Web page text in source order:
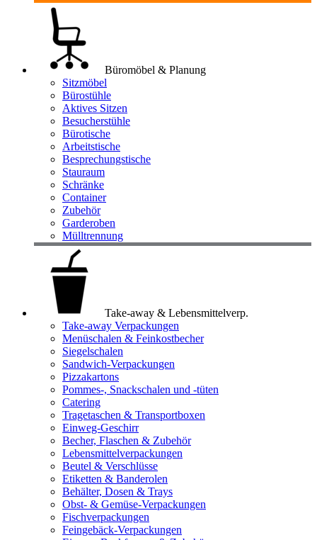
Büromöbel & Planung
Sitzmöbel
Bürostühle
Aktives Sitzen
Besucherstühle
Bürotische
Arbeitstische
Besprechungstische
Stauraum
Schränke
Container
Zubehör
Garderoben
Mülltrennung
Take-away & Lebensmittelverp.
Take-away Verpackungen
Menüschalen & Feinkostbecher
Siegelschalen
Sandwich-Verpackungen
Pizzakartons
Pommes-, Snackschalen und -tüten
Catering
Tragetaschen & Transportboxen
Einweg-Geschirr
Becher, Flaschen & Zubehör
Lebensmittelverpackungen
Beutel & Verschlüsse
Etiketten & Banderolen
Behälter, Dosen & Trays
Obst- & Gemüse-Verpackungen
Fischverpackungen
Feingebäck-Verpackungen